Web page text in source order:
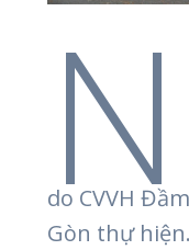
N
do CVVH
Gòn thự